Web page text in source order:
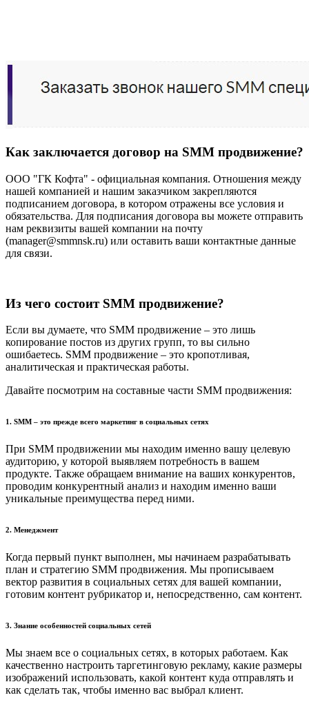
Как заключается договор на SMM продвижение?
ООО "ГК Кофта" - официальная компания. Отношения между
нашей компанией и нашим заказчиком закрепляются
подписанием договора, в котором отражены все условия и
обязательства. Для подписания договора вы можете отправить
нам реквизиты вашей компании на почту
(manager@smmnsk.ru) или оставить ваши контактные данные
для связи.
Из чего состоит SMM продвижение?
Если вы думаете, что SMM продвижение – это лишь
копирование постов из других групп, то вы сильно
ошибаетесь. SMM продвижение – это кропотливая,
аналитическая и практическая работы.
Давайте посмотрим на составные части SMM продвижения:
1. SMM – это прежде всего маркетинг в социальных сетях
При SMM продвижении мы находим именно вашу целевую
аудиторию, у которой выявляем потребность в вашем
продукте. Также обращаем внимание на ваших конкурентов,
проводим конкурентный анализ и находим именно ваши
уникальные преимущества перед ними.
2. Менеджмент
Когда первый пункт выполнен, мы начинаем разрабатывать
план и стратегию SMM продвижения. Мы прописываем
вектор развития в социальных сетях для вашей компании,
готовим контент рубрикатор и, непосредственно, сам контент.
3. Знание особенностей социальных сетей
Мы знаем все о социальных сетях, в которых работаем. Как
качественно настроить таргетинговую рекламу, какие размеры
изображений использовать, какой контент куда отправлять и
как сделать так, чтобы именно вас выбрал клиент.